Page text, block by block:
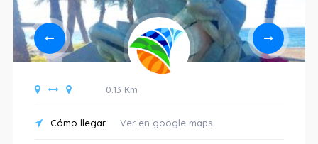
0.13 Km
Cómo llegar Ver en google maps